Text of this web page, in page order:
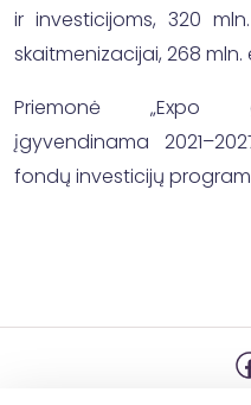
ir investicijoms, 320
skaitmenizacijai, 268
Priemonė „Expo
įgyvendinama
fondų investicijų